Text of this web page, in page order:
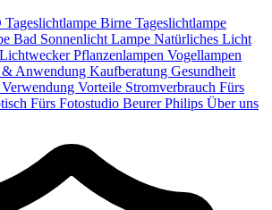
Tageslichtlampe Birne Tageslichtlampe
Bad Sonnenlicht Lampe Natürliches Licht
LichtweckerPflanzenlampen Vogellampen
Anwendung Kaufberatung Gesundheit
Verwendung Vorteile Stromverbrauch Fürs
Fürs Fotostudio BeurerPhilips Über uns